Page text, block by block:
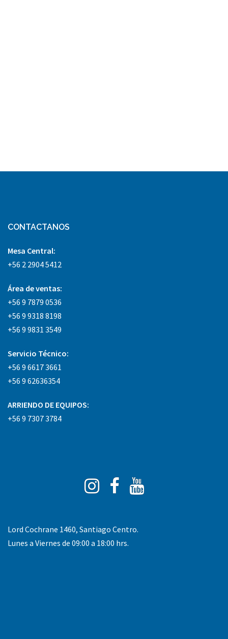
CONTACTANOS
Mesa Central:
+56 2 2904 5412
Área de ventas:
+56 9 7879 0536
+56 9 9318 8198
+56 9 9831 3549
Servicio Técnico:
+56 9 6617 3661
+56 9 62636354
ARRIENDO DE EQUIPOS:
+56 9 7307 3784
Instagram
Facebook
Tube
Lord Cochrane 1460, Santiago Centro.
Lunes a Viernes de 09:00 a 18:00 hrs.